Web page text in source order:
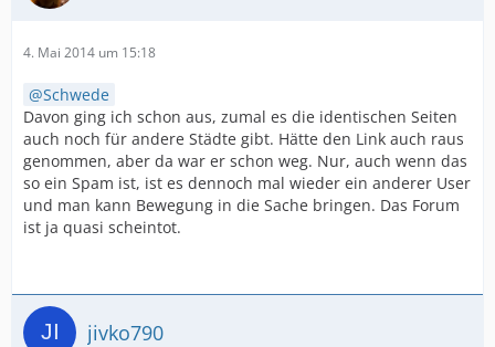
4. Mai 2014 um 15:18
Schwede
Davon ging ich schon aus, zumal es die identischen Seiten
auch noch für andere Städte gibt. Hätte den Link auch raus
genommen, aber da war er schon weg. Nur, auch wenn das
so ein Spam ist, ist es dennoch mal wieder ein anderer User
und man kann Bewegung in die Sache bringen. Das Forum
ist ja quasi scheintot.
jivko790